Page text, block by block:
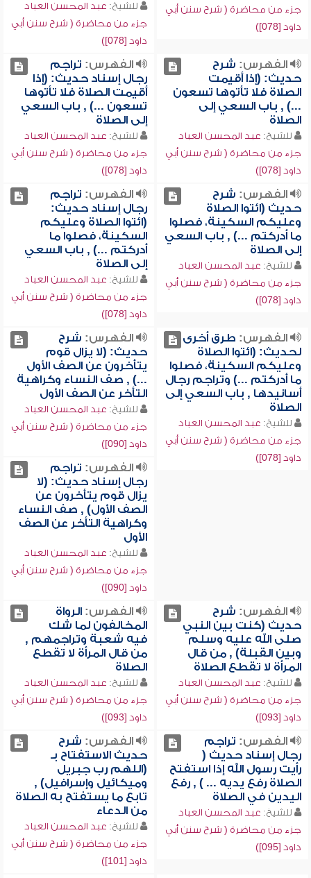
جزء من محاضرة ( شرح سنن أبي
داود [078])
للشيخ: عبد المحسن العباد
جزء من محاضرة ( شرح سنن أبي
داود [078])
الفهرس: شرح
حديث: (إذا أقيمت
الصلاة فلا تأتوها تسعون
...) , باب السعي إلى
الصلاة
للشيخ: عبد المحسن العباد
جزء من محاضرة ( شرح سنن أبي
داود [078])
الفهرس: تراجم
رجال إسناد حديث: (إذا
أقيمت الصلاة فلا تأتوها
تسعون ...) , باب السعي
إلى الصلاة
للشيخ: عبد المحسن العباد
جزء من محاضرة ( شرح سنن أبي
داود [078])
الفهرس: شرح
حديث (ائتوا الصلاة
وعليكم السكينة، فصلوا
ما أدركتم ...) , باب السعي
إلى الصلاة
للشيخ: عبد المحسن العباد
جزء من محاضرة ( شرح سنن أبي
داود [078])
الفهرس: تراجم
رجال إسناد حديث:
(ائتوا الصلاة وعليكم
السكينة، فصلوا ما
أدركتم ...) , باب السعي
إلى الصلاة
للشيخ: عبد المحسن العباد
جزء من محاضرة ( شرح سنن أبي
داود [078])
الفهرس: طرق أخرى
لحديث: (ائتوا الصلاة
وعليكم السكينة، فصلوا
ما أدركتم ...) وتراجم رجال
أسانيدها , باب السعي إلى
الصلاة
للشيخ: عبد المحسن العباد
جزء من محاضرة ( شرح سنن أبي
داود [078])
الفهرس: شرح
حديث: (لا يزال قوم
يتأخرون عن الصف الأول
...) , صف النساء وكراهية
التأخر عن الصف الأول
للشيخ: عبد المحسن العباد
جزء من محاضرة ( شرح سنن أبي
داود [090])
الفهرس: تراجم
رجال إسناد حديث: (لا
يزال قوم يتأخرون عن
الصف الأول) , صف النساء
وكراهية التأخر عن الصف
الأول
للشيخ: عبد المحسن العباد
جزء من محاضرة ( شرح سنن أبي
داود [090])
الفهرس: شرح
حديث (كنت بين النبي
صلى الله عليه وسلم
وبين القبلة) , من قال
المرأة لا تقطع الصلاة
للشيخ: عبد المحسن العباد
جزء من محاضرة ( شرح سنن أبي
داود [093])
الفهرس:الرواة
المخالفون لما شك
فيه شعبة وتراجمهم ,
من قال المرأة لا تقطع
الصلاة
للشيخ: عبد المحسن العباد
جزء من محاضرة ( شرح سنن أبي
داود [093])
الفهرس: تراجم
رجال إسناد حديث (
رأيت رسول الله إذا استفتح
الصلاة رفع يديه ... ) , رفع
اليدين في الصلاة
للشيخ: عبد المحسن العباد
جزء من محاضرة ( شرح سنن أبي
داود [095])
الفهرس: شرح
حديث الاستفتاح بـ
(اللهم رب جبريل
وميكائيل وإسرافيل) ,
تابع ما يستفتح به الصلاة
من الدعاء
للشيخ: عبد المحسن العباد
جزء من محاضرة ( شرح سنن أبي
داود [101])